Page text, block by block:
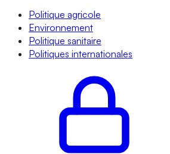
Politique agricole
Environnement
Politique sanitaire
Politiques internationales